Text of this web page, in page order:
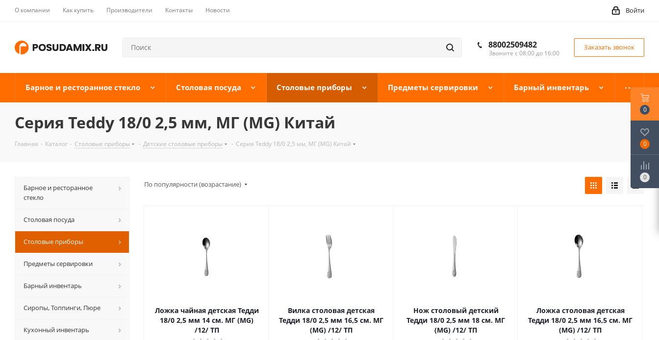
О компании Как купить Производители Контакты Новости Войти
88002509482
Звоните с 08:00 до 16:00
Заказать звонок
Барное и ресторанное стекло Столовая посуда Столовые приборы Предметы сервировки Барный инвентарь
Серия Teddy 18/0 2,5 мм, МГ (MG) Китай
Главная - Каталог - Столовые приборы - Детские столовые приборы - Серия Teddy 18/0 2,5 мм, МГ (MG) Китай
По популярности (возрастание)
Ложка чайная детская Тедди
18/0 2,5 мм 14 см. МГ (MG)
/12/ ТП
Вилка столовая детская
Тедди 18/0 2,5 мм 16,5 см. МГ
(MG) /12/ ТП
Нож столовый детский
Тедди 18/0 2,5 мм 18 см. МГ
(MG) /12/ ТП
Ложка столовая детская
Тедди 18/0 2,5 мм 16,5 см. МГ
(MG) /12/ ТП
Барное и ресторанное
стекло
Столовая посуда
Столовые приборы
Предметы сервировки
Барный инвентарь
Сиропы, Топпинги, Пюре
Кухонный инвентарь
0
0
0